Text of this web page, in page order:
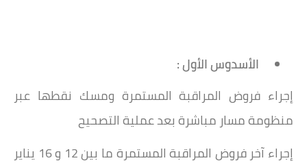
الأسدوس الأول :
إجراء فروض المراقبة المستمرة ومسك نقطها عبر
منظومة مسار مباشرة بعد عملية التصحيح
إجراء آخر فروض المراقبة المستمرة ما بين 12 و 16 يناير